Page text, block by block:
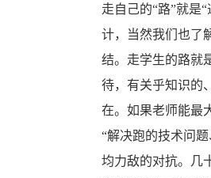
走自己的“路”就是
计，当然我们也了
结。走学生的路就
待，有关乎知识的
在。如果老师能最
“解决跑的技术问
均力敌的对抗。几